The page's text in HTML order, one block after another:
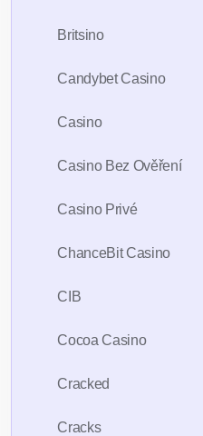
Britsino
Candybet Casino
Casino
Casino Bez Ověření
Casino Privé
ChanceBit Casino
CIB
Cocoa Casino
Cracked
Cracks